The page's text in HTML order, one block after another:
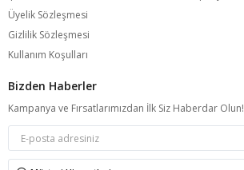
Üyelik Sözleşmesi
Gizlilik Sözleşmesi
Kullanım Koşulları
Bizden Haberler
Kampanya ve Fırsatlarımızdan İlk Siz Haberdar Olun!